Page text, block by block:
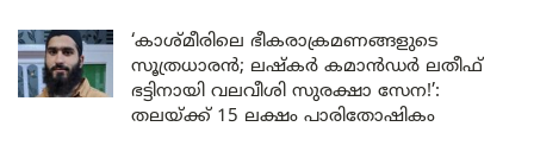
‘കാശ്മീരിലെ ഭീകരാക്രമണങ്ങളുടെ
സൂത്രധാരൻ; ലഷ്കർ കമാൻഡർ ലതീഫ്
ഭട്ടിനായി വലവീശി സുരക്ഷാ സേന!’:
തലയ്ക്ക് 15 ലക്ഷം പാരിതോഷികം